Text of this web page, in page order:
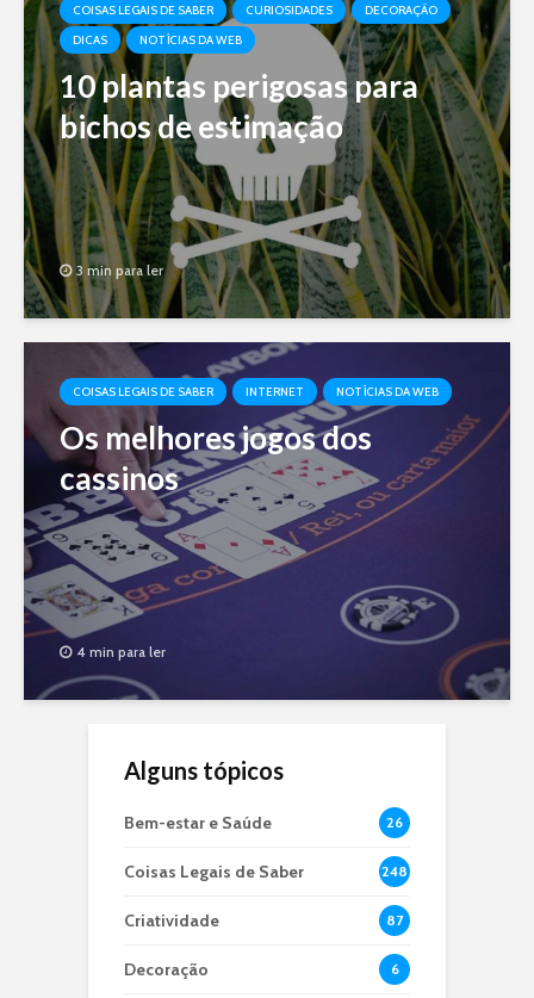
COISAS LEGAIS DE SABER CURIOSIDADES
DECORAÇÃO
DICAS
NOTÍCIAS DA WEB
10 plantas perigosas para
bichos de estimação
3 min para ler
COISAS LEGAIS DE SABER INTERNET NOTÍCIAS DA WEB
Os melhores jogos dos
cassinos
4 min para ler
Alguns tópicos
Bem-estar e Saúde 26
Coisas Legais de Saber 248
Criatividade 87
Decoração 6